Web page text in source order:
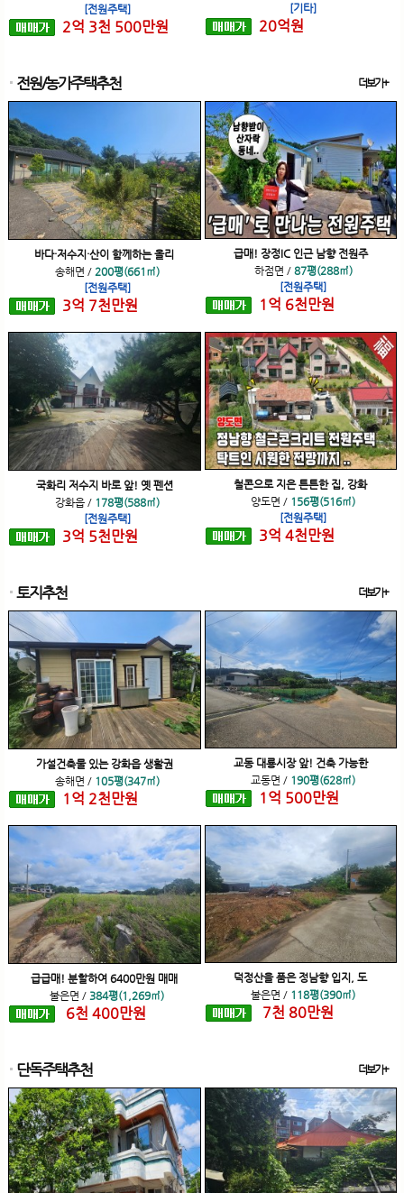
[전원주택]
2억 3천 500만원
[기타]
20억원
전원/농가주택추천 더보기+
바다·저수지·산이 함께하는 올리
송해면 / 200평(661㎡)
[전원주택]
3억 7천만원
급매! 장정IC 인근 남향 전원주
하점면 / 87평(288㎡)
[전원주택]
1 억 6천만원
국화리 저수지 바로 앞! 옛 펜션
강화읍/ 178평(588㎡)
[전원주택]
3억 5천만원
철콘으로 지은 튼튼한 집, 강화
양도면 / 156평(516㎡)
[전원주택]
3억 4천만원
토지추천 더보기+
가설건축물 있는 강화읍 생활권
송해면 / 105평(347㎡)
1 억 2천만원
교동 대룡시장 앞! 건축 가능한
교동면 / 190평(628㎡)
1 억 500만원
급급매! 분할하여 6400만원 매매
불은면 / 384평(1,269㎡)
6천 400만원
덕정산을 품은 정남향 입지, 도
불은면 / 118평(390㎡)
7천 80만원
단독주택추천 더보기+